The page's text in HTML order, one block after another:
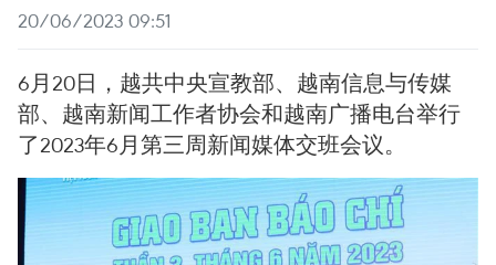
20/06/2023 09:51
6月20日，越共中央宣教部、越南信息与传媒
部、越南新闻工作者协会和越南广播电台举行
了2023年6月第三周新闻媒体交班会议。